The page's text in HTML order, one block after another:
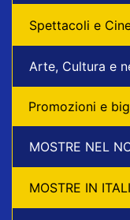
Spettacoli e
Arte, Cultura e
Promozioni e
MOSTRE NEL
MOSTRE